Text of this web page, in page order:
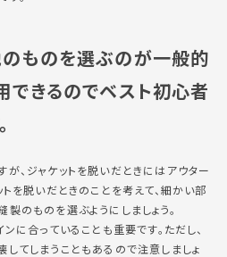
ものを選ぶのが一般的
できるのでベスト初心者
、ジャケットを脱いだときにはアウター
トを脱いだときのことを考えて、細かい部
のものを選ぶようにしましょう。
に合っていることも重要です。ただし、
てしまうこともあるので注意しましょ